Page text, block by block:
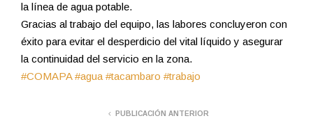
la línea de agua potable.
Gracias al trabajo del equipo, las labores concluyeron con
éxito para evitar el desperdicio del vital líquido y asegurar
la continuidad del servicio en la zona.
#COMAPA #agua #tacambaro #trabajo
PUBLICACIÓN ANTERIOR